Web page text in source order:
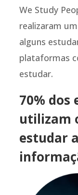
We Study
realizaram
alguns
plataformas
estudar.
70% dos
utilizam
estudar